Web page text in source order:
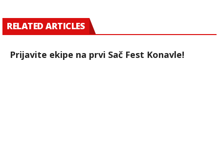
RELATED ARTICLES
Prijavite ekipe na prvi Sač Fest Konavle!